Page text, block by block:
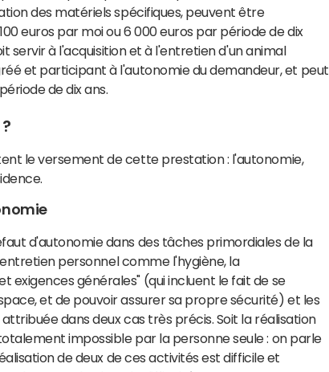
des matériels spécifiques, peuvent être
euros par moi ou 6 000 euros par période de dix
servir à l'acquisition et à l'entretien d'un animal
et participant à l'autonomie du demandeur, et peut
de dix ans.
le versement de cette prestation : l'autonomie,
d'autonomie dans des tâches primordiales de la
personnel comme l'hygiène, la
exigences générales" (qui incluent le fait de se
et de pouvoir assurer sa propre sécurité) et les
dans deux cas très précis. Soit la réalisation
impossible par la personne seule : on parle
de deux de ces activités est difficile et